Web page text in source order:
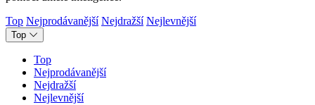
Top Nejprodávanější Nejdražší Nejlevnější
Top
Top
Nejprodávanější
Nejdražší
Nejlevnější